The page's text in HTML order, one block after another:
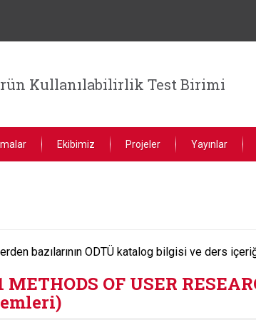
Kullanılabilirlik Test Birimi
Ekibimiz Projeler Yayınlar
bazılarının ODTÜ katalog bilgisi ve ders
METHODS OF USER